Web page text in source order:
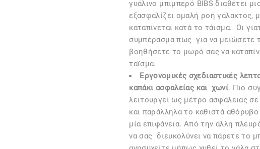
γυάλινο μπιμπερό BIBS διαθέτει
εξασφαλίζει ομαλή ροή γάλακτος,
καταπίνεται κατά το τάισμα. Οι
συμπέρασμα πως για να μειώσετε
βοηθήσετε το μωρό σας να
ταϊσμα.
Εργονομικές σχεδιαστικές
καπάκι ασφαλείας και χωνί. Πιο
λειτουργεί ως μέτρο ασφάλειας
και παράλληλα το καθιστά
μία επιφάνεια. Από την άλλη
να σας διευκολύνει να πάρετε το